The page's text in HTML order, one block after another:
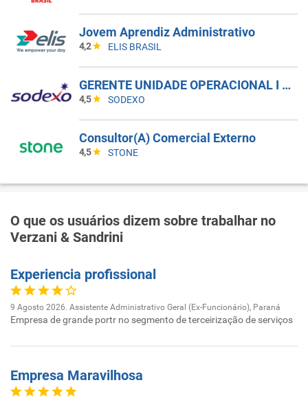
Jovem Aprendiz Administrativo
4,2 ELIS BRASIL
GERENTE UNIDADE OPERACIONAL I - UAN
4,5 SODEXO
Consultor(A) Comercial Externo
4,5 STONE
O que os usuários dizem sobre trabalhar no
Verzani & Sandrini
Experiencia profissional
9 Agosto 2026. Assistente Administrativo Geral (Ex-Funcionário), Paraná
Empresa de grande portr no segmento de terceirização de serviços
Empresa Maravilhosa